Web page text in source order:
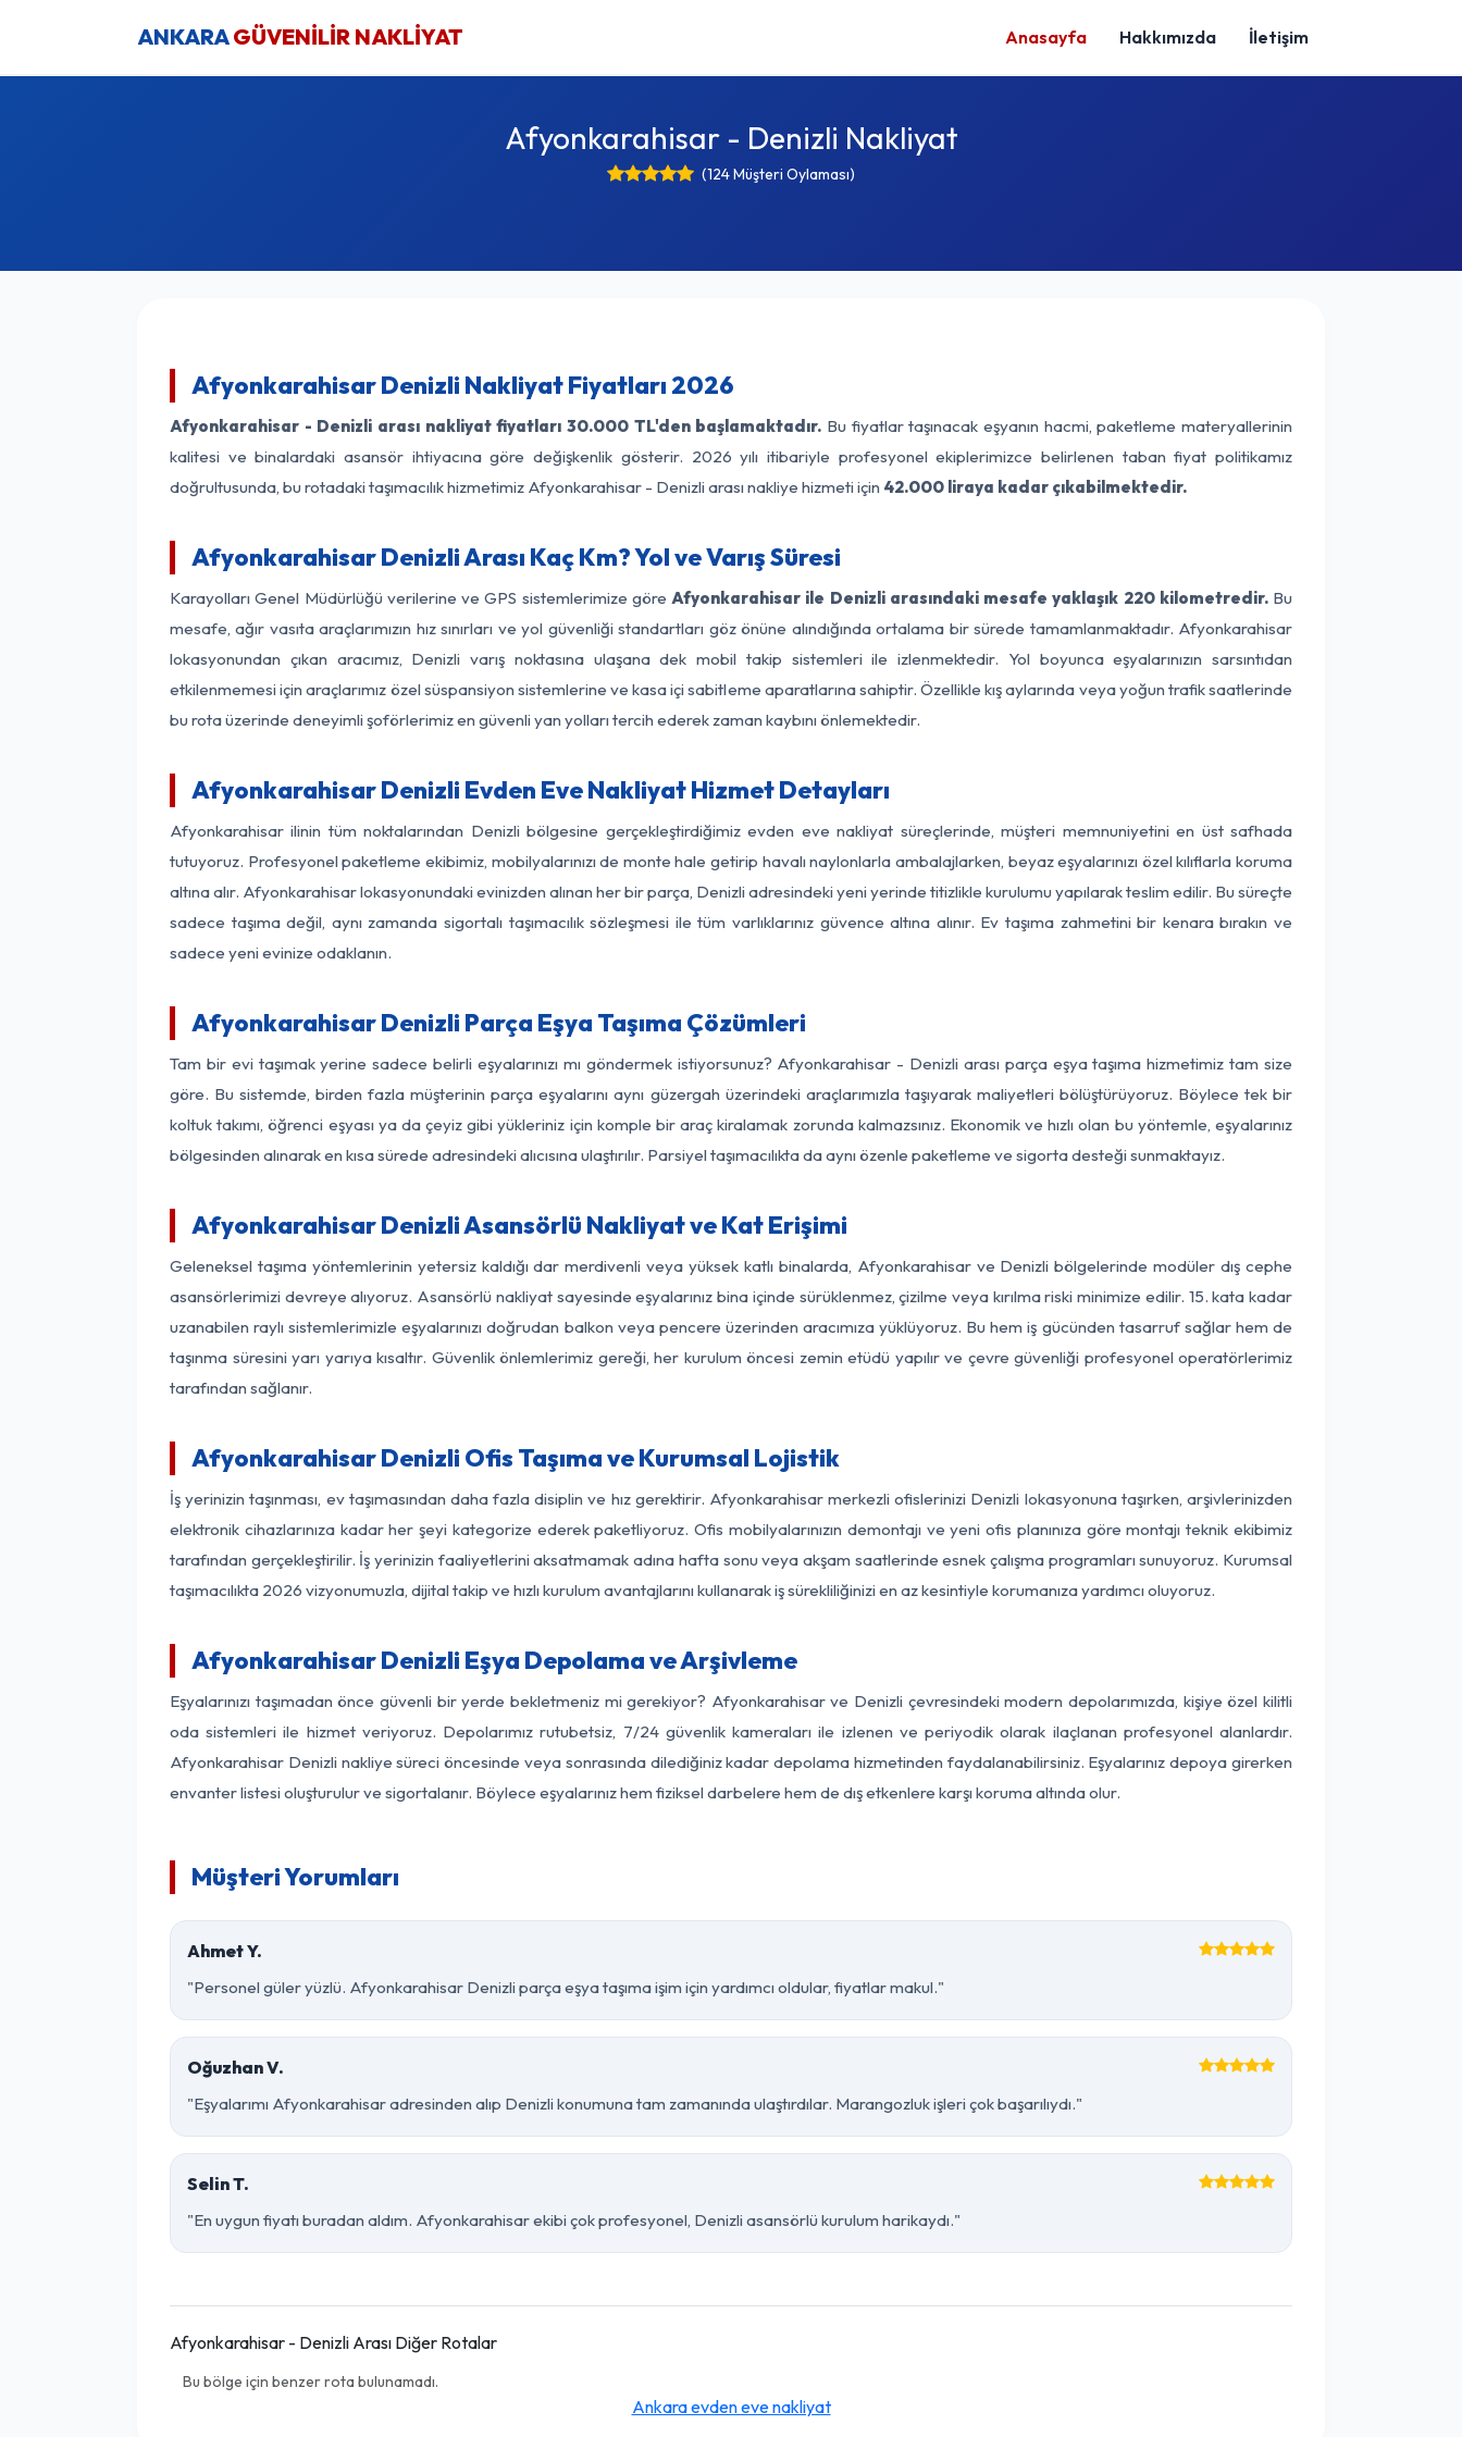
ANKARAGÜVENİLİR NAKLİYAT Anasayfa Hakkımızda İletişim
Afyonkarahisar - Denizli Nakliyat
(124 Müşteri Oylaması)
Afyonkarahisar Denizli Nakliyat Fiyatları 2026
Afyonkarahisar - Denizli arası nakliyat fiyatları 30.000 TL'den başlamaktadır. Bu fiyatlar taşınacak eşyanın hacmi, paketleme materyallerinin
kalitesi ve binalardaki asansör ihtiyacına göre değişkenlik gösterir. 2026 yılı itibariyle profesyonel ekiplerimizce belirlenen taban fiyat politikamız
doğrultusunda, bu rotadaki taşımacılık hizmetimiz Afyonkarahisar - Denizli arası nakliye hizmeti için 42.000 liraya kadar çıkabilmektedir.
Afyonkarahisar Denizli Arası Kaç Km? Yol ve Varış Süresi
Karayolları Genel Müdürlüğü verilerine ve GPS sistemlerimize göre Afyonkarahisar ile Denizli arasındaki mesafe yaklaşık 220 kilometredir.Bu
mesafe, ağır vasıta araçlarımızın hız sınırları ve yol güvenliği standartları göz önüne alındığında ortalama bir sürede tamamlanmaktadır. Afyonkarahisar
lokasyonundan çıkan aracımız, Denizli varış noktasına ulaşana dek mobil takip sistemleri ile izlenmektedir. Yol boyunca eşyalarınızın sarsıntıdan
etkilenmemesi için araçlarımız özel süspansiyon sistemlerine ve kasa içi sabitleme aparatlarına sahiptir. Özellikle kış aylarında veya yoğun trafik saatlerinde
bu rota üzerinde deneyimli şoförlerimiz en güvenli yan yolları tercih ederek zaman kaybını önlemektedir.
Afyonkarahisar Denizli Evden Eve Nakliyat Hizmet Detayları
Afyonkarahisar ilinin tüm noktalarından Denizli bölgesine gerçekleştirdiğimiz evden eve nakliyat süreçlerinde, müşteri memnuniyetini en üst safhada
tutuyoruz. Profesyonel paketleme ekibimiz, mobilyalarınızı de monte hale getirip havalı naylonlarla ambalajlarken, beyaz eşyalarınızı özel kılıflarla koruma
altına alır. Afyonkarahisar lokasyonundaki evinizden alınan her bir parça, Denizli adresindeki yeni yerinde titizlikle kurulumu yapılarak teslim edilir. Bu süreçte
sadece taşıma değil, aynı zamanda sigortalı taşımacılık sözleşmesi ile tüm varlıklarınız güvence altına alınır. Ev taşıma zahmetini bir kenara bırakın ve
sadece yeni evinize odaklanın.
Afyonkarahisar Denizli Parça Eşya Taşıma Çözümleri
Tam bir evi taşımak yerine sadece belirli eşyalarınızı mı göndermek istiyorsunuz? Afyonkarahisar - Denizli arası parça eşya taşıma hizmetimiz tam size
göre. Bu sistemde, birden fazla müşterinin parça eşyalarını aynı güzergah üzerindeki araçlarımızla taşıyarak maliyetleri bölüştürüyoruz. Böylece tek bir
koltuk takımı, öğrenci eşyası ya da çeyiz gibi yükleriniz için komple bir araç kiralamak zorunda kalmazsınız. Ekonomik ve hızlı olan bu yöntemle, eşyalarınız
bölgesinden alınarak en kısa sürede adresindeki alıcısına ulaştırılır. Parsiyel taşımacılıkta da aynı özenle paketleme ve sigorta desteği sunmaktayız.
Afyonkarahisar Denizli Asansörlü Nakliyat ve Kat Erişimi
Geleneksel taşıma yöntemlerinin yetersiz kaldığı dar merdivenli veya yüksek katlı binalarda, Afyonkarahisar ve Denizli bölgelerinde modüler dış cephe
asansörlerimizi devreye alıyoruz. Asansörlü nakliyat sayesinde eşyalarınız bina içinde sürüklenmez, çizilme veya kırılma riski minimize edilir. 15. kata kadar
uzanabilen raylı sistemlerimizle eşyalarınızı doğrudan balkon veya pencere üzerinden aracımıza yüklüyoruz. Bu hem iş gücünden tasarruf sağlar hem de
taşınma süresini yarı yarıya kısaltır. Güvenlik önlemlerimiz gereği, her kurulum öncesi zemin etüdü yapılır ve çevre güvenliği profesyonel operatörlerimiz
tarafından sağlanır.
Afyonkarahisar Denizli Ofis Taşıma ve Kurumsal Lojistik
İş yerinizin taşınması, ev taşımasından daha fazla disiplin ve hız gerektirir. Afyonkarahisar merkezli ofislerinizi Denizli lokasyonuna taşırken, arşivlerinizden
elektronik cihazlarınıza kadar her şeyi kategorize ederek paketliyoruz. Ofis mobilyalarınızın demontajı ve yeni ofis planınıza göre montajı teknik ekibimiz
tarafından gerçekleştirilir. İş yerinizin faaliyetlerini aksatmamak adına hafta sonu veya akşam saatlerinde esnek çalışma programları sunuyoruz. Kurumsal
taşımacılıkta 2026 vizyonumuzla, dijital takip ve hızlı kurulum avantajlarını kullanarak iş sürekliliğinizi en az kesintiyle korumanıza yardımcı oluyoruz.
Afyonkarahisar Denizli Eşya Depolama ve Arşivleme
Eşyalarınızı taşımadan önce güvenli bir yerde bekletmeniz mi gerekiyor? Afyonkarahisar ve Denizli çevresindeki modern depolarımızda, kişiye özel kilitli
oda sistemleri ile hizmet veriyoruz. Depolarımız rutubetsiz, 7/24 güvenlik kameraları ile izlenen ve periyodik olarak ilaçlanan profesyonel alanlardır.
Afyonkarahisar Denizli nakliye süreci öncesinde veya sonrasında dilediğiniz kadar depolama hizmetinden faydalanabilirsiniz. Eşyalarınız depoya girerken
envanter listesi oluşturulur ve sigortalanır. Böylece eşyalarınız hem fiziksel darbelere hem de dış etkenlere karşı koruma altında olur.
Müşteri Yorumları
Ahmet Y.
"Personel güler yüzlü. Afyonkarahisar Denizli parça eşya taşıma işim için yardımcı oldular, fiyatlar makul."
Oğuzhan V.
"Eşyalarımı Afyonkarahisar adresinden alıp Denizli konumuna tam zamanında ulaştırdılar. Marangozluk işleri çok başarılıydı."
Selin T.
"En uygun fiyatı buradan aldım. Afyonkarahisar ekibi çok profesyonel, Denizli asansörlü kurulum harikaydı."
Afyonkarahisar - Denizli Arası Diğer Rotalar
Bu bölge için benzer rota bulunamadı.
Ankara evden eve nakliyat